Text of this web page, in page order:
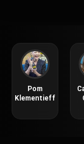
Pom
Klementieff